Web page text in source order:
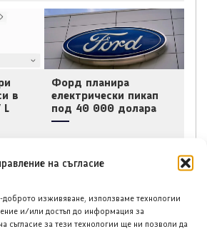
на съгласие
изживяване, използваме технологии
и/или достъп до информация за
съгласие за тези технологии ще ни позволи да
в
L
Форд планира
електрически пикап
под 40 000 долара